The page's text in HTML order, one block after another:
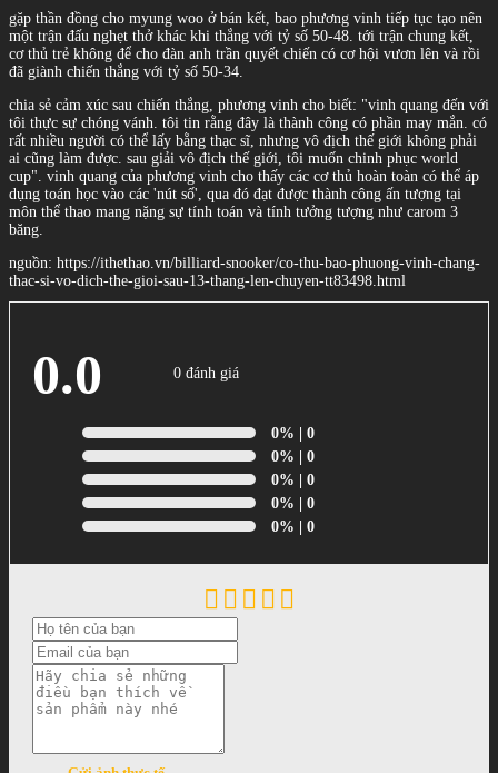
gặp thần đồng cho myung woo ở bán kết, bao phương vinh tiếp tục tạo nên
một trận đấu nghẹt thở khác khi thắng với tỷ số 50-48. tới trận chung kết,
cơ thủ trẻ không để cho đàn anh trần quyết chiến có cơ hội vươn lên và rồi
đã giành chiến thắng với tỷ số 50-34.
chia sẻ cảm xúc sau chiến thắng, phương vinh cho biết: "vinh quang đến với
tôi thực sự chóng vánh. tôi tin rằng đây là thành công có phần may mắn. có
rất nhiều người có thể lấy bằng thạc sĩ, nhưng vô địch thế giới không phải
ai cũng làm được. sau giải vô địch thế giới, tôi muốn chinh phục world
cup". vinh quang của phương vinh cho thấy các cơ thủ hoàn toàn có thể áp
dụng toán học vào các 'nút số', qua đó đạt được thành công ấn tượng tại
môn thể thao mang nặng sự tính toán và tính tưởng tượng như carom 3
băng.
nguồn: https://ithethao.vn/billiard-snooker/co-thu-bao-phuong-vinh-chang-
thac-si-vo-dich-the-gioi-sau-13-thang-len-chuyen-tt83498.html
0.0 0 đánh giá
0% | 0
0% | 0
0% | 0
0% | 0
0% | 0